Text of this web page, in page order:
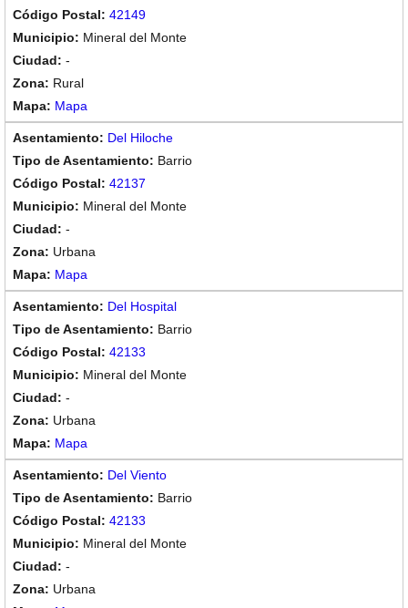
42149
Mineral del Monte
-
Rural
Mapa
Del Hiloche
Barrio
42137
Mineral del Monte
-
Urbana
Mapa
Del Hospital
Barrio
42133
Mineral del Monte
-
Urbana
Mapa
Del Viento
Barrio
42133
Mineral del Monte
-
Urbana